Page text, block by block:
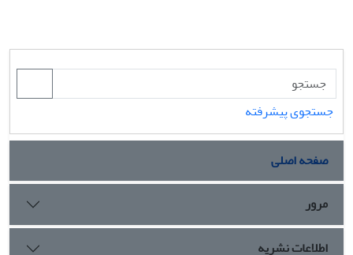
جستجوی پیشرفته
صفحه اصلی
مرور
اطلاعات نشریه